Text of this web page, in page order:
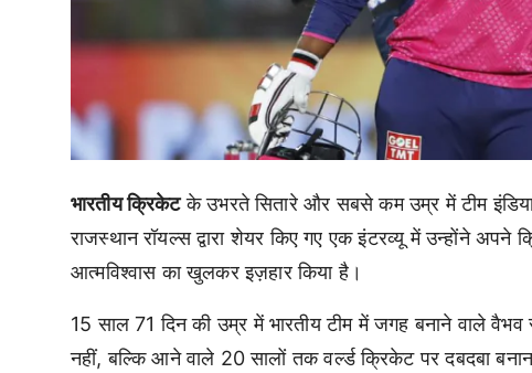
भारतीय क्रिकेटके उभरते सितारे और सबसे कम उम्र में टीम इंडिया
राजस्थान रॉयल्स द्वारा शेयर किए गए एक इंटरव्यू में उन्होंने
आत्मविश्वास का खुलकर इज़हार किया है।
15 साल 71 दिन की उम्र में भारतीय टीम में जगह बनाने वाले वैभव
नहीं, बल्कि आने वाले 20 सालों तक वर्ल्ड क्रिकेट पर दबदबा